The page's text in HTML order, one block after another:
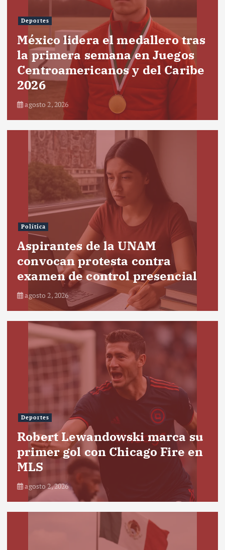
Deportes
México lidera el medallero tras
la primera semana en Juegos
Centroamericanos y del Caribe
2026
agosto 2, 2026
Política
Aspirantes de la UNAM
convocan protesta contra
examen de control presencial
agosto 2, 2026
Deportes
Robert Lewandowski marca su
primer gol con Chicago Fire en
MLS
agosto 2, 2026